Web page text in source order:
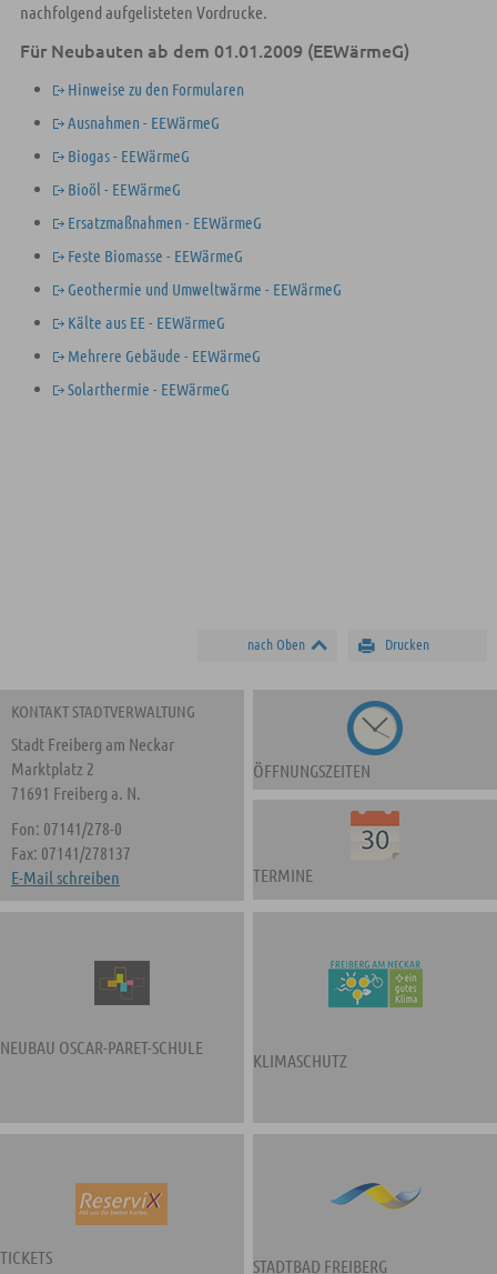
nachfolgend aufgelisteten Vordrucke.
Für Neubauten ab dem 01.01.2009 (EEWärmeG)
Hinweise zu den Formularen
Ausnahmen - EEWärmeG
Biogas - EEWärmeG
Bioöl - EEWärmeG
Ersatzmaßnahmen - EEWärmeG
Feste Biomasse - EEWärmeG
Geothermie und Umweltwärme - EEWärmeG
Kälte aus EE - EEWärmeG
Mehrere Gebäude - EEWärmeG
Solarthermie - EEWärmeG
Drucken
nach Oben
KONTAKT STADTVERWALTUNG
Stadt Freiberg am Neckar
Marktplatz 2
71691 Freiberg a. N.
Fon: 07141/278-0
Fax: 07141/278137
E-Mail schreiben
ÖFFNUNGSZEITEN
TERMINE
NEUBAU OSCAR-PARET-SCHULE
KLIMASCHUTZ
TICKETS
STADTBAD FREIBERG